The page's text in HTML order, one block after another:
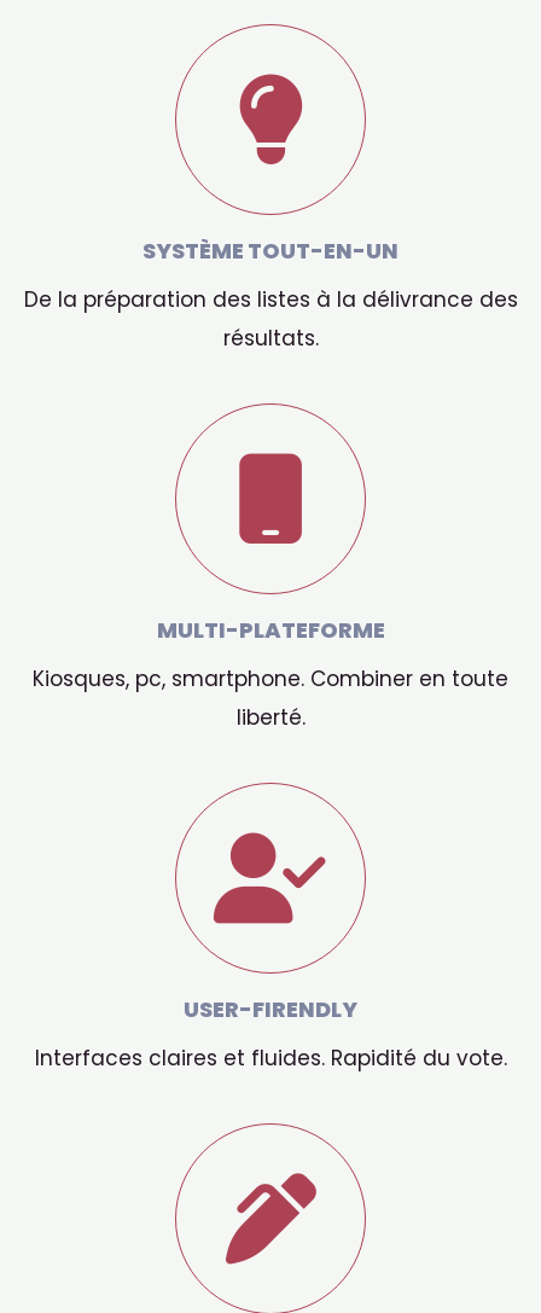
SYSTÈME TOUT-EN-UN
De la préparation des listes à la délivrance des
résultats.
MULTI-PLATEFORME
Kiosques, pc, smartphone. Combiner en toute
liberté.
USER-FIRENDLY
Interfaces claires et fluides. Rapidité du vote.